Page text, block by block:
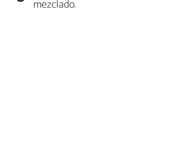
mezclado.